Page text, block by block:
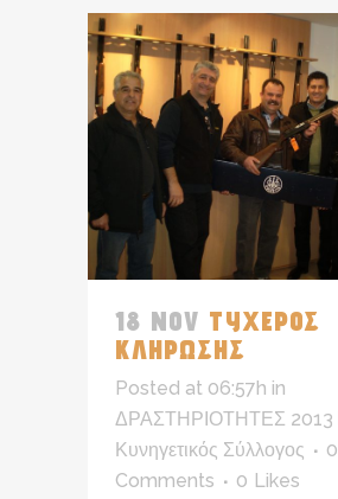
18 NOV ΤΥΧΕΡΟΣ
ΚΛΗΡΩΣΗΣ
Posted at 06:57h in
ΔΡΑΣΤΗΡΙΟΤΗΤΕΣ 2013
Κυνηγετικός Σύλλογος
0
Comments
0 Likes